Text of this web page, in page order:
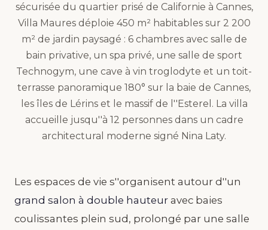
sécurisée du quartier prisé de Californie à Cannes,
Villa Maures déploie 450 m² habitables sur 2 200
m² de jardin paysagé : 6 chambres avec salle de
bain privative, un spa privé, une salle de sport
Technogym, une cave à vin troglodyte et un toit-
terrasse panoramique 180° sur la baie de Cannes,
les îles de Lérins et le massif de l''Esterel. La villa
accueille jusqu''à 12 personnes dans un cadre
architectural moderne signé Nina Laty.
Les espaces de vie s''organisent autour d''un
grand salon à double hauteur avec baies
coulissantes plein sud, prolongé par une salle